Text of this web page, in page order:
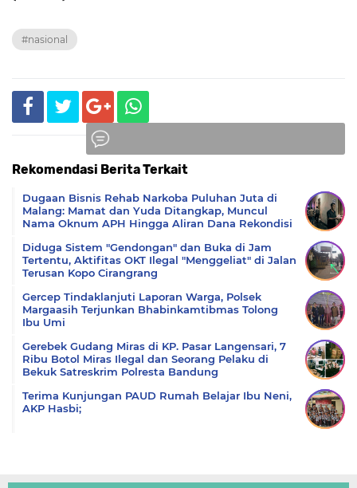
#nasional
Rekomendasi Berita Terkait
Dugaan Bisnis Rehab Narkoba Puluhan Juta di
Malang: Mamat dan Yuda Ditangkap, Muncul
Nama Oknum APH Hingga Aliran Dana Rekondisi
Diduga Sistem "Gendongan" dan Buka di Jam
Tertentu, Aktifitas OKT Ilegal "Menggeliat" di Jalan
Terusan Kopo Cirangrang
Gercep Tindaklanjuti Laporan Warga, Polsek
Margaasih Terjunkan Bhabinkamtibmas Tolong
Ibu Umi
Gerebek Gudang Miras di KP. Pasar Langensari, 7
Ribu Botol Miras Ilegal dan Seorang Pelaku di
Bekuk Satreskrim Polresta Bandung
Terima Kunjungan PAUD Rumah Belajar Ibu Neni,
AKP Hasbi;